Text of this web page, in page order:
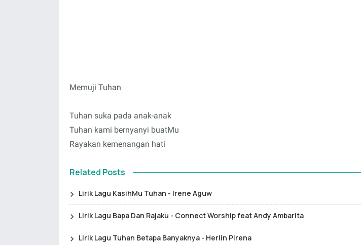
Memuji Tuhan
Tuhan suka pada anak-anak
Tuhan kami bernyanyi buatMu
Rayakan kemenangan hati
Related Posts
Lirik Lagu KasihMu Tuhan - Irene Aguw
Lirik Lagu Bapa Dan Rajaku - Connect Worship feat Andy Ambarita
Lirik Lagu Tuhan Betapa Banyaknya - Herlin Pirena